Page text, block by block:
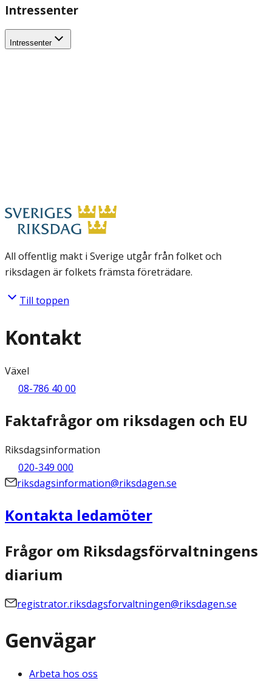
Intressenter
Intressenter
All offentlig makt i Sverige utgår från folket och
riksdagen är folkets främsta företrädare.
Till toppen
Kontakt
Växel
08-786 40 00
Faktafrågor om riksdagen och EU
Riksdagsinformation
020-349 000
riksdagsinformation@riksdagen.se
Kontakta ledamöter
Frågor om Riksdagsförvaltningens
diarium
registrator.riksdagsforvaltningen@riksdagen.se
Genvägar
Arbeta hos oss